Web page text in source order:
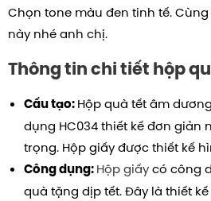
Chọn tone màu đen tinh tế.
này nhé anh chị.
Thông tin chi tiết hộp
Cấu tạo: Hộp quà tết âm
dụng HC034 thiết kế đơn giản
trọng. Hộp giấy được thiết kế
Công dụng: Hộp giấycó công
quà tặng dịp tết. Đây là thiết